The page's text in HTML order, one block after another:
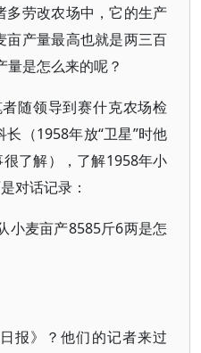
多劳改农场中，它的生产
亩产量最高也就是两三百
量是怎么来的呢？
随领导到赛什克农场检
（1958年放“卫星”时他
了解），了解1958年小
对话记录：
小麦亩产8585斤6两是怎
报》？他们的记者来过